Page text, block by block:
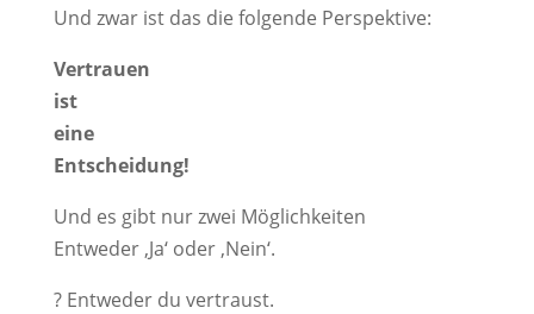
Und zwar ist das die folgende Perspektive:
Vertrauen
ist
eine
Entscheidung!
Und es gibt nur zwei Möglichkeiten
Entweder ‚Ja‘ oder ‚Nein‘.
? Entweder du vertraust.